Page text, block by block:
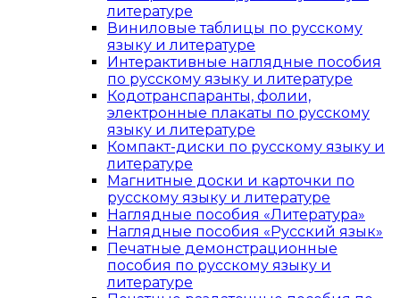
литературе
Виниловые таблицы по русскому
языку и литературе
Интерактивные наглядные пособия
по русскому языку и литературе
Кодотранспаранты, фолии,
электронные плакаты по русскому
языку и литературе
Компакт-диски по русскому языку и
литературе
Магнитные доски и карточки по
русскому языку и литературе
Наглядные пособия «Литература»
Наглядные пособия «Русский язык»
Печатные демонстрационные
пособия по русскому языку и
литературе